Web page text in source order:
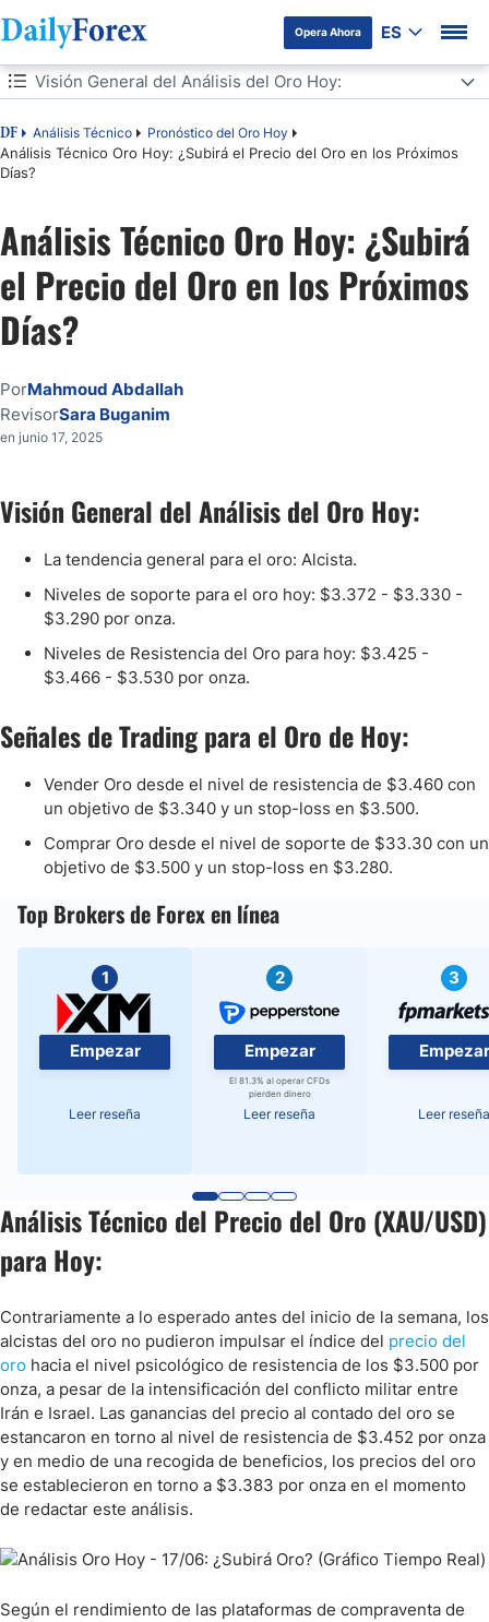
Opera Ahora ES
Tabla de contenidos
DF Análisis Técnico Pronóstico del Oro Hoy
Análisis Técnico Oro Hoy: ¿Subirá el Precio del Oro en los Próximos
Días?
Visión General del Análisis del Oro Hoy:
Visión General del Análisis del Oro Hoy:
Análisis Técnico del Precio del Oro (XAU/USD) para Hoy:
Consejos de Trading:
¿Volverá a Subir el Precio del Oro?
Previsión del Precio Futuro del Oro de Citibank:
Análisis Técnico Oro Hoy: ¿Subirá
el Precio del Oro en los Próximos
Días?
PorMahmoud Abdallah
RevisorSara Buganim
en junio 17, 2025
Visión General del Análisis del Oro Hoy:
La tendencia general para el oro: Alcista.
Niveles de soporte para el oro hoy: $3.372 - $3.330 -
$3.290 por onza.
Niveles de Resistencia del Oro para hoy: $3.425 -
$3.466 - $3.530 por onza.
Señales de Trading para el Oro de Hoy:
Vender Oro desde el nivel de resistencia de $3.460 con
un objetivo de $3.340 y un stop-loss en $3.500.
Comprar Oro desde el nivel de soporte de $33.30 con un
objetivo de $3.500 y un stop-loss en $3.280.
Top Brokers de Forex en línea
1
Empezar
Leer reseña
2
Empezar
El 81.3% al operar CFDs
pierden dinero
Leer reseña
3
Empezar
Leer reseña
Análisis Técnico del Precio del Oro (XAU/USD)
para Hoy:
Contrariamente a lo esperado antes del inicio de la semana, los
alcistas del oro no pudieron impulsar el índice del precio del
oro hacia el nivel psicológico de resistencia de los $3.500 por
onza, a pesar de la intensificación del conflicto militar entre
Irán e Israel. Las ganancias del precio al contado del oro se
estancaron en torno al nivel de resistencia de $3.452 por onza
y en medio de una recogida de beneficios, los precios del oro
se establecieron en torno a $3.383 por onza en el momento
de redactar este análisis.
Según el rendimiento de las plataformas de compraventa de